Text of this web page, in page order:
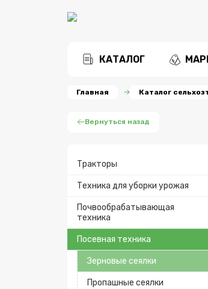
КАТАЛОГ
Главная Каталог
Вернуться назад
Тракторы
Техника для уборки урожая
Почвообрабатывающая
техника
Посевная техника
Зерновые сеялки
Пропашные сеялки